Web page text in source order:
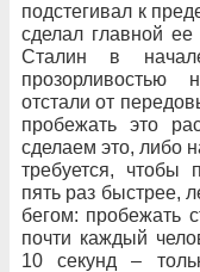
подстегивал к
сделал главной
Сталин в
отстали от
пробежать это
сделаем это, либо
требуется, чтобы
пять раз быстрее,
бегом: пробежать
почти каждый
10 секунд –